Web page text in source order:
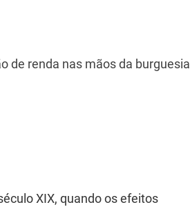
de renda nas mãos da burguesia
XIX, quando os efeitos